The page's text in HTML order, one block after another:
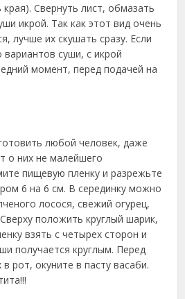
Свернуть лист, обмазать
икрой. Так как этот вид очень
лучше их скушать сразу. Если
суши, с икрой
момент, перед подачей на
любой человек, даже
о них не малейшего
пищевую пленку и разрежьте
6 на 6 см. В серединку можно
лосося, свежий огурец,
положить круглый шарик,
взять с четырех сторон и
получается круглым. Перед
рот, окуните в пасту васаби.